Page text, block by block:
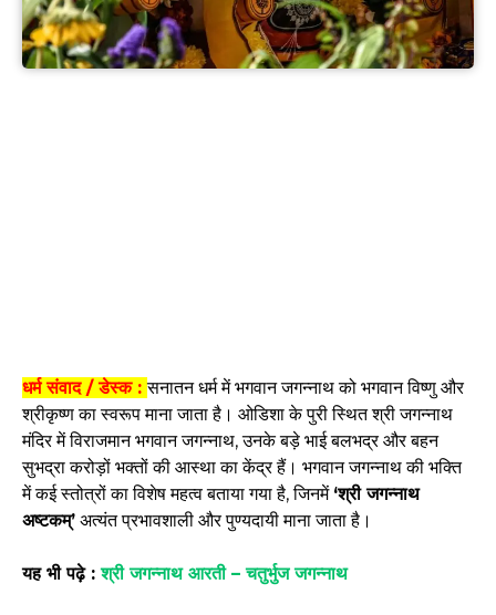
धर्म संवाद / डेस्क :सनातन धर्म में भगवान जगन्नाथ को भगवान विष्णु और
श्रीकृष्ण का स्वरूप माना जाता है। ओडिशा के पुरी स्थित श्री जगन्नाथ
मंदिर में विराजमान भगवान जगन्नाथ, उनके बड़े भाई बलभद्र और बहन
सुभद्रा करोड़ों भक्तों की आस्था का केंद्र हैं। भगवान जगन्नाथ की भक्ति
में कई स्तोत्रों का विशेष महत्व बताया गया है, जिनमें ‘श्री जगन्नाथ
अष्टकम्’ अत्यंत प्रभावशाली और पुण्यदायी माना जाता है।
यह भी पढ़े :श्री जगन्नाथ आरती – चतुर्भुज जगन्नाथ